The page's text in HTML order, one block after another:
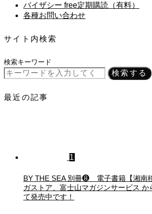
バイザシー free定期購読（有料）
各種お問い合わせ
サイト内検索
検索キーワード
検索する
最近の記事
1
BY THE SEA 別冊❽ 電子書籍【湘南
ガストア、富士山マガジンサービス か
て発売中です！